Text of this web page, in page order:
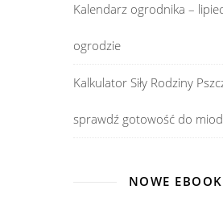
Kalendarz ogrodnika –
ogrodzie
Kalkulator Siły Rodziny
sprawdź gotowość do
NOWE